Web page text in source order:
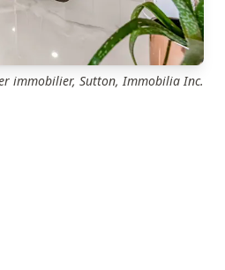
immobilier, Sutton, Immobilia Inc.